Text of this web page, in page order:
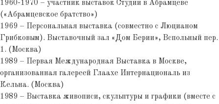
1960-1970 – участник выставок Студии в Абрамцеве
(«Абрамцевское братство»)
1969 – Персональная выставка (совместно с Люцианом
Грибковым). Выставочный зал «Дом Берии», Вспольный пер.
1. (Москва)
1989 – Первая Международная Выставка в Москве,
организованная галереей Глаахе Интернациональ из
Кельна. (Москва)
1989 – Выставка живописи, скульптуры и графики (вместе с